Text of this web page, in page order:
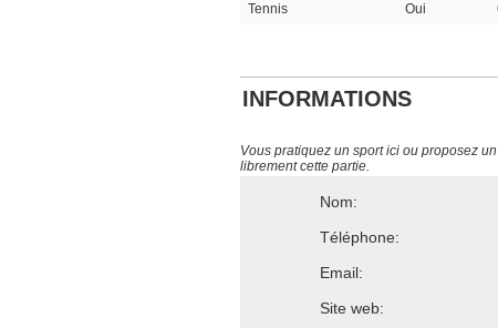
Tennis
Oui
INFORMATIONS
Vous pratiquez un sport ici ou proposez
librement cette partie.
Nom:
Téléphone:
Email:
Site web: